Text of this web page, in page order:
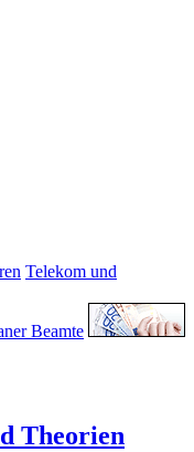
Telekom und
Beamte
Theorien